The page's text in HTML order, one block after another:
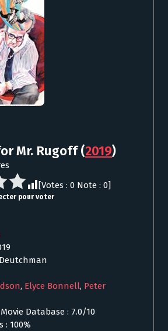
Mr. Rugoff(2019)
[Votes : 0 Note : 0]
pour voter
, Elyce Bonnell, Peter
Database : 7.0/10
: 100%